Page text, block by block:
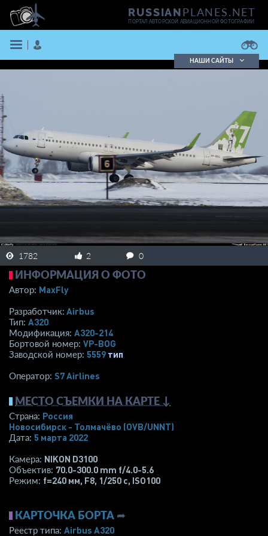
RUSSIANPLANES.NET
ПОРТАЛ АВТОРСКОЙ АВИАЦИОННОЙ ФОТОГРАФИИ
НАШИ САЙТЫ
1782 2 0
ИНФОРМАЦИЯ О ФОТО
Автор: MaxFly
Разработчик: Airbus
Тип: A320
Модификация: A320-214
Бортовой номер: VP-BOG
Заводской номер: 5559 тип
Оператор: S7 Airlines
МЕСТО СЪЕМКИ НА КАРТЕ ↓
Страна: Россия
Новосибирск - Толмачёво (OVB/UNNT)
Дата: 5 марта 2022
Камера: NIKON D3100
Объектив: 70.0-300.0 mm f/4.0-5.6
Режим: f=240 мм, F8, 1/250 с, ISO100
КАРТОЧКА БОРТА ➦
Реестр типа: Airbus A320